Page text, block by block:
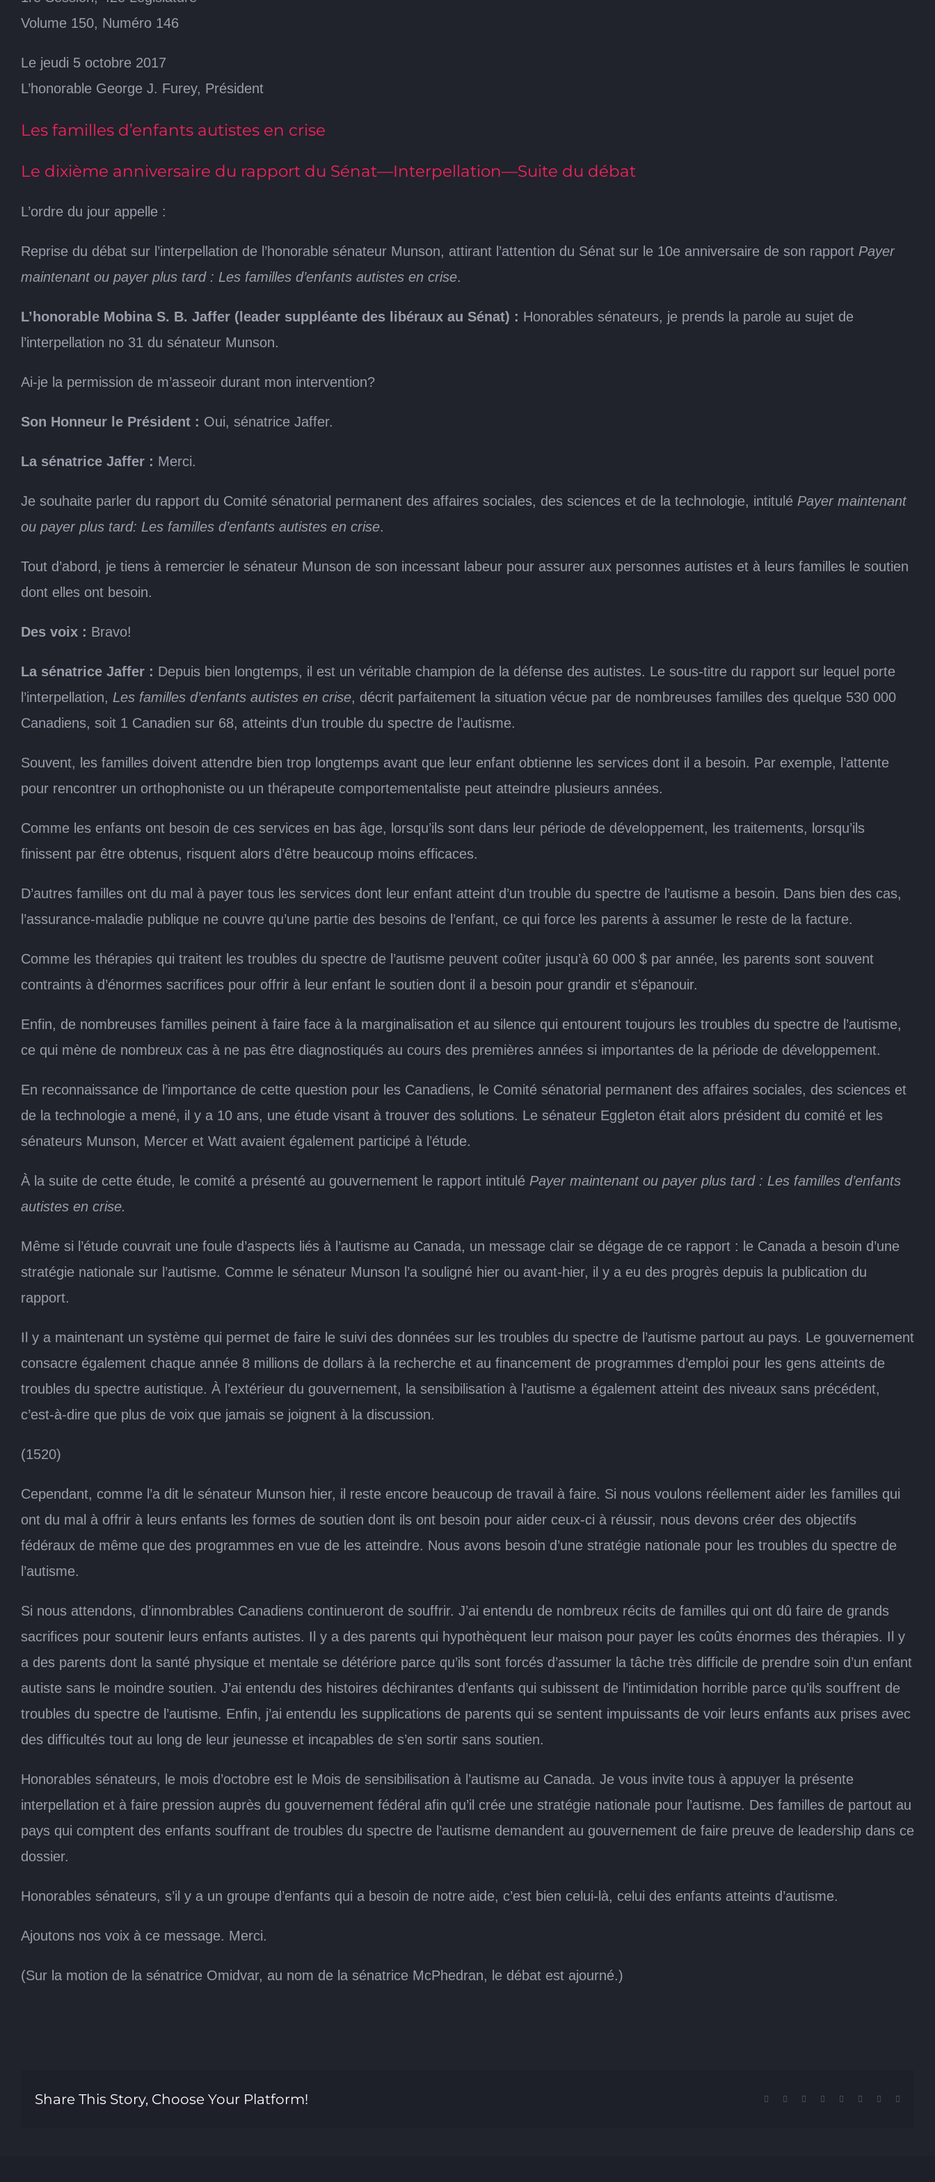
Volume 150, Numéro 146
Le jeudi 5 octobre 2017
L’honorable George J. Furey, Président
Les familles d’enfants autistes en crise
Le dixième anniversaire du rapport du Sénat—Interpellation—Suite du débat
L’ordre du jour appelle :
Reprise du débat sur l’interpellation de l’honorable sénateur Munson, attirant l’attention du Sénat sur le 10e anniversaire de son rapport Payer
maintenant ou payer plus tard : Les familles d’enfants autistes en crise.
L’honorable Mobina S. B. Jaffer (leader suppléante des libéraux au Sénat) : Honorables sénateurs, je prends la parole au sujet de
l’interpellation no 31 du sénateur Munson.
Ai-je la permission de m’asseoir durant mon intervention?
Son Honneur le Président : Oui, sénatrice Jaffer.
La sénatrice Jaffer : Merci.
Je souhaite parler du rapport du Comité sénatorial permanent des affaires sociales, des sciences et de la technologie, intitulé Payer maintenant
ou payer plus tard: Les familles d’enfants autistes en crise.
Tout d’abord, je tiens à remercier le sénateur Munson de son incessant labeur pour assurer aux personnes autistes et à leurs familles le soutien
dont elles ont besoin.
Des voix : Bravo!
La sénatrice Jaffer : Depuis bien longtemps, il est un véritable champion de la défense des autistes. Le sous-titre du rapport sur lequel porte
l’interpellation, Les familles d’enfants autistes en crise, décrit parfaitement la situation vécue par de nombreuses familles des quelque 530 000
Canadiens, soit 1 Canadien sur 68, atteints d’un trouble du spectre de l’autisme.
Souvent, les familles doivent attendre bien trop longtemps avant que leur enfant obtienne les services dont il a besoin. Par exemple, l’attente
pour rencontrer un orthophoniste ou un thérapeute comportementaliste peut atteindre plusieurs années.
Comme les enfants ont besoin de ces services en bas âge, lorsqu’ils sont dans leur période de développement, les traitements, lorsqu’ils
finissent par être obtenus, risquent alors d’être beaucoup moins efficaces.
D’autres familles ont du mal à payer tous les services dont leur enfant atteint d’un trouble du spectre de l’autisme a besoin. Dans bien des cas,
l’assurance-maladie publique ne couvre qu’une partie des besoins de l’enfant, ce qui force les parents à assumer le reste de la facture.
Comme les thérapies qui traitent les troubles du spectre de l’autisme peuvent coûter jusqu’à 60 000 $ par année, les parents sont souvent
contraints à d’énormes sacrifices pour offrir à leur enfant le soutien dont il a besoin pour grandir et s’épanouir.
Enfin, de nombreuses familles peinent à faire face à la marginalisation et au silence qui entourent toujours les troubles du spectre de l’autisme,
ce qui mène de nombreux cas à ne pas être diagnostiqués au cours des premières années si importantes de la période de développement.
En reconnaissance de l’importance de cette question pour les Canadiens, le Comité sénatorial permanent des affaires sociales, des sciences et
de la technologie a mené, il y a 10 ans, une étude visant à trouver des solutions. Le sénateur Eggleton était alors président du comité et les
sénateurs Munson, Mercer et Watt avaient également participé à l’étude.
À la suite de cette étude, le comité a présenté au gouvernement le rapport intitulé Payer maintenant ou payer plus tard : Les familles d’enfants
autistes en crise.
Même si l’étude couvrait une foule d’aspects liés à l’autisme au Canada, un message clair se dégage de ce rapport : le Canada a besoin d’une
stratégie nationale sur l’autisme. Comme le sénateur Munson l’a souligné hier ou avant-hier, il y a eu des progrès depuis la publication du
rapport.
Il y a maintenant un système qui permet de faire le suivi des données sur les troubles du spectre de l’autisme partout au pays. Le gouvernement
consacre également chaque année 8 millions de dollars à la recherche et au financement de programmes d’emploi pour les gens atteints de
troubles du spectre autistique. À l’extérieur du gouvernement, la sensibilisation à l’autisme a également atteint des niveaux sans précédent,
c’est-à-dire que plus de voix que jamais se joignent à la discussion.
(1520)
Cependant, comme l’a dit le sénateur Munson hier, il reste encore beaucoup de travail à faire. Si nous voulons réellement aider les familles qui
ont du mal à offrir à leurs enfants les formes de soutien dont ils ont besoin pour aider ceux-ci à réussir, nous devons créer des objectifs
fédéraux de même que des programmes en vue de les atteindre. Nous avons besoin d’une stratégie nationale pour les troubles du spectre de
l’autisme.
Si nous attendons, d’innombrables Canadiens continueront de souffrir. J’ai entendu de nombreux récits de familles qui ont dû faire de grands
sacrifices pour soutenir leurs enfants autistes. Il y a des parents qui hypothèquent leur maison pour payer les coûts énormes des thérapies. Il y
a des parents dont la santé physique et mentale se détériore parce qu’ils sont forcés d’assumer la tâche très difficile de prendre soin d’un enfant
autiste sans le moindre soutien. J’ai entendu des histoires déchirantes d’enfants qui subissent de l’intimidation horrible parce qu’ils souffrent de
troubles du spectre de l’autisme. Enfin, j’ai entendu les supplications de parents qui se sentent impuissants de voir leurs enfants aux prises avec
des difficultés tout au long de leur jeunesse et incapables de s’en sortir sans soutien.
Honorables sénateurs, le mois d’octobre est le Mois de sensibilisation à l’autisme au Canada. Je vous invite tous à appuyer la présente
interpellation et à faire pression auprès du gouvernement fédéral afin qu’il crée une stratégie nationale pour l’autisme. Des familles de partout au
pays qui comptent des enfants souffrant de troubles du spectre de l’autisme demandent au gouvernement de faire preuve de leadership dans ce
dossier.
Honorables sénateurs, s’il y a un groupe d’enfants qui a besoin de notre aide, c’est bien celui-là, celui des enfants atteints d’autisme.
Ajoutons nos voix à ce message. Merci.
(Sur la motion de la sénatrice Omidvar, au nom de la sénatrice McPhedran, le débat est ajourné.)
Share This Story, Choose Your Platform! Facebook Reddit LinkedInTumblr Pinterest